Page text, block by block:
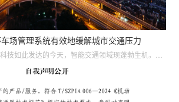
场管理系统有效地缓解城市交通压力
在科技如此发达的今天，智能交通领域现蓬勃生机，全国35个城市的机动车数量每年保有量的增加，汽车数量如···